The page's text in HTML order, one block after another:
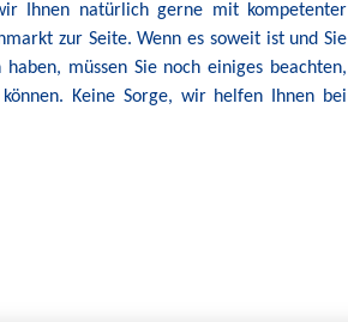
Ihnen natürlich gerne mit kompetenter
zur Seite. Wenn es soweit ist und Sie
müssen Sie noch einiges beachten,
Keine Sorge, wir helfen Ihnen bei